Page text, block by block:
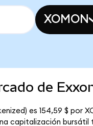
XOMON
de
es 154,59 $ por
capitalización bursátil